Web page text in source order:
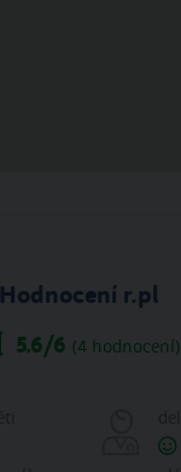
Hodnocení r.pl
5.6/6 (4 hodnocení)